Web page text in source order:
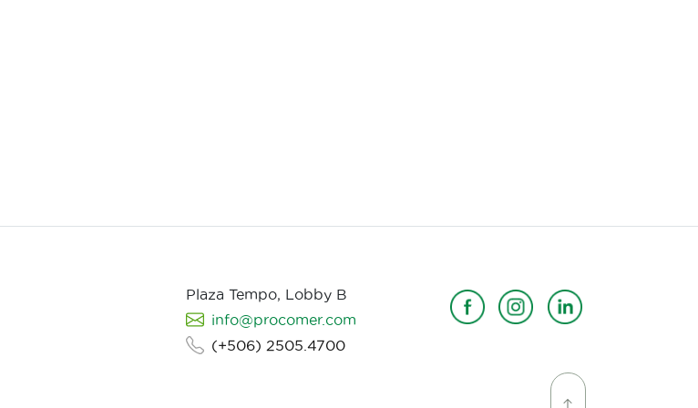
Plaza Tempo, Lobby B
info@procomer.com
(+506) 2505.4700